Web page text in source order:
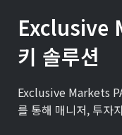
Exclusive
키 솔루션
Exclusive Markets
를 통해 매니저, 투자